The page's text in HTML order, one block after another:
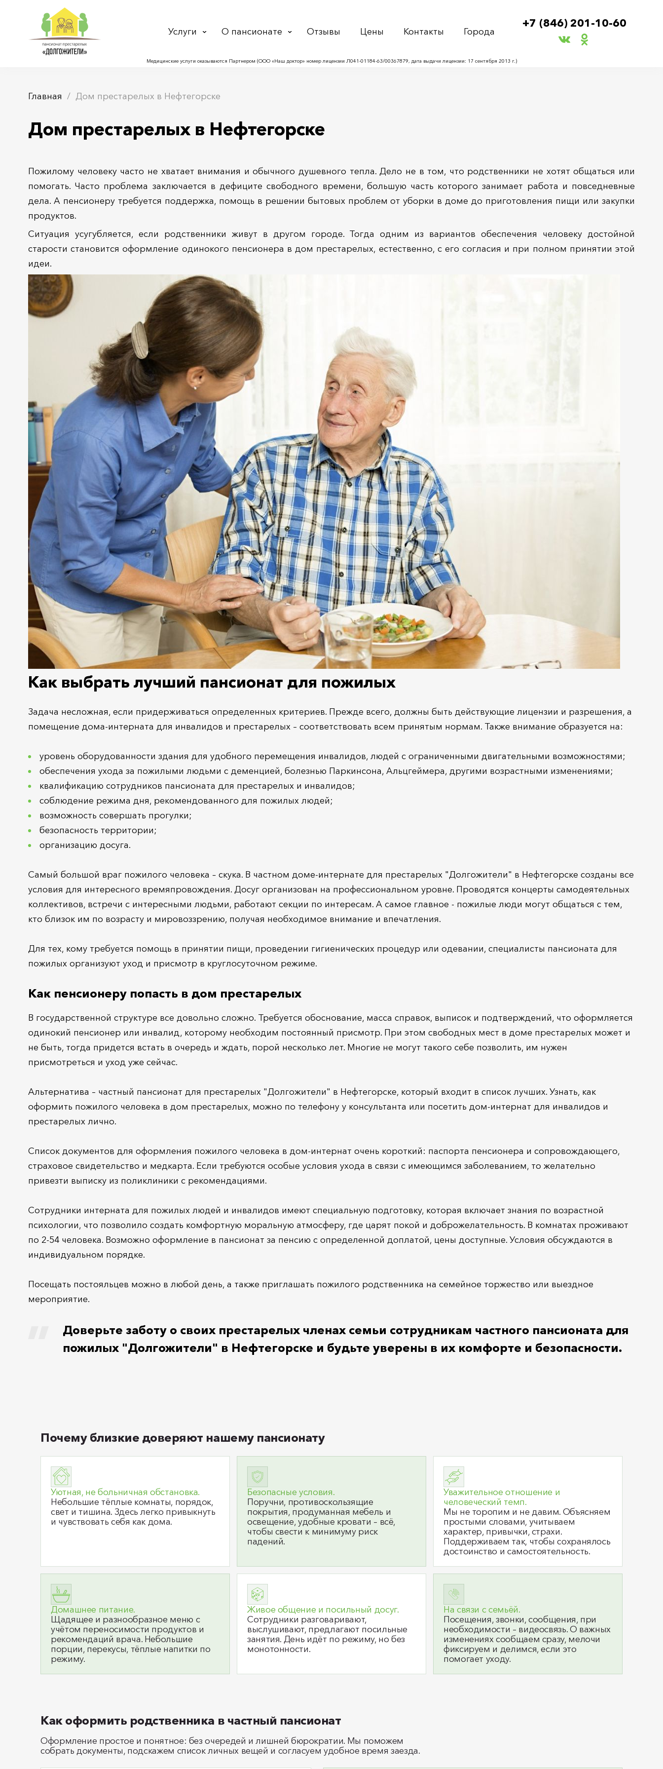
Услуги О пансионате Отзывы Цены Контакты Города
+7 (846) 201-10-60
Медицинские услуги оказываются Партнером (ООО «Наш доктор» номер лицензии Л041-01184-63/00367879, дата выдачи лицензии: 17 сентября 2013 г.)
Главная Дом престарелых в Нефтегорске
Дом престарелых в Нефтегорске
Пожилому человеку часто не хватает внимания и обычного душевного тепла. Дело не в том, что родственники не хотят общаться или
помогать. Часто проблема заключается в дефиците свободного времени, большую часть которого занимает работа и повседневные
дела. А пенсионеру требуется поддержка, помощь в решении бытовых проблем от уборки в доме до приготовления пищи или закупки
продуктов.
Ситуация усугубляется, если родственники живут в другом городе. Тогда одним из вариантов обеспечения человеку достойной
старости становится оформление одинокого пенсионера в дом престарелых, естественно, с его согласия и при полном принятии этой
идеи.
Как выбрать лучший пансионат для пожилых
Задача несложная, если придерживаться определенных критериев. Прежде всего, должны быть действующие лицензии и разрешения, а
помещение дома-интерната для инвалидов и престарелых – соответствовать всем принятым нормам. Также внимание образуется на:
уровень оборудованности здания для удобного перемещения инвалидов, людей с ограниченными двигательными возможностями;
обеспечения ухода за пожилыми людьми с деменцией, болезнью Паркинсона, Альцгеймера, другими возрастными изменениями;
квалификацию сотрудников пансионата для престарелых и инвалидов;
соблюдение режима дня, рекомендованного для пожилых людей;
возможность совершать прогулки;
безопасность территории;
организацию досуга.
Самый большой враг пожилого человека – скука. В частном доме-интернате для престарелых "Долгожители" в Нефтегорске созданы все
условия для интересного времяпровождения. Досуг организован на профессиональном уровне. Проводятся концерты самодеятельных
коллективов, встречи с интересными людьми, работают секции по интересам. А самое главное - пожилые люди могут общаться с тем,
кто близок им по возрасту и мировоззрению, получая необходимое внимание и впечатления.
Для тех, кому требуется помощь в принятии пищи, проведении гигиенических процедур или одевании, специалисты пансионата для
пожилых организуют уход и присмотр в круглосуточном режиме.
Как пенсионеру попасть в дом престарелых
В государственной структуре все довольно сложно. Требуется обоснование, масса справок, выписок и подтверждений, что оформляется
одинокий пенсионер или инвалид, которому необходим постоянный присмотр. При этом свободных мест в доме престарелых может и
не быть, тогда придется встать в очередь и ждать, порой несколько лет. Многие не могут такого себе позволить, им нужен
присмотреться и уход уже сейчас.
Альтернатива – частный пансионат для престарелых "Долгожители" в Нефтегорске, который входит в список лучших. Узнать, как
оформить пожилого человека в дом престарелых, можно по телефону у консультанта или посетить дом-интернат для инвалидов и
престарелых лично.
Список документов для оформления пожилого человека в дом-интернат очень короткий: паспорта пенсионера и сопровождающего,
страховое свидетельство и медкарта. Если требуются особые условия ухода в связи с имеющимся заболеванием, то желательно
привезти выписку из поликлиники с рекомендациями.
Сотрудники интерната для пожилых людей и инвалидов имеют специальную подготовку, которая включает знания по возрастной
психологии, что позволило создать комфортную моральную атмосферу, где царят покой и доброжелательность. В комнатах проживают
по 2-54 человека. Возможно оформление в пансионат за пенсию с определенной доплатой, цены доступные. Условия обсуждаются в
индивидуальном порядке.
Посещать постояльцев можно в любой день, а также приглашать пожилого родственника на семейное торжество или выездное
мероприятие.
Доверьте заботу о своих престарелых членах семьи сотрудникам частного пансионата для
пожилых "Долгожители" в Нефтегорске и будьте уверены в их комфорте и безопасности.
Почему близкие доверяют нашему пансионату
Уютная, не больничная обстановка.
Небольшие тёплые комнаты, порядок,
свет и тишина. Здесь легко привыкнуть
и чувствовать себя как дома.
Безопасные условия.
Поручни, противоскользящие
покрытия, продуманная мебель и
освещение, удобные кровати – всё,
чтобы свести к минимуму риск
падений.
Уважительное отношение и
человеческий темп.
Мы не торопим и не давим. Объясняем
простыми словами, учитываем
характер, привычки, страхи.
Поддерживаем так, чтобы сохранялось
достоинство и самостоятельность.
Домашнее питание.
Щадящее и разнообразное меню с
учётом переносимости продуктов и
рекомендаций врача. Небольшие
порции, перекусы, тёплые напитки по
режиму.
Живое общение и посильный досуг.
Сотрудники разговаривают,
выслушивают, предлагают посильные
занятия. День идёт по режиму, но без
монотонности.
На связи с семьёй.
Посещения, звонки, сообщения, при
необходимости – видеосвязь. О важных
изменениях сообщаем сразу, мелочи
фиксируем и делимся, если это
помогает уходу.
Как оформить родственника в частный пансионат
Оформление простое и понятное: без очередей и лишней бюрократии. Мы поможем
собрать документы, подскажем список личных вещей и согласуем удобное время заезда.